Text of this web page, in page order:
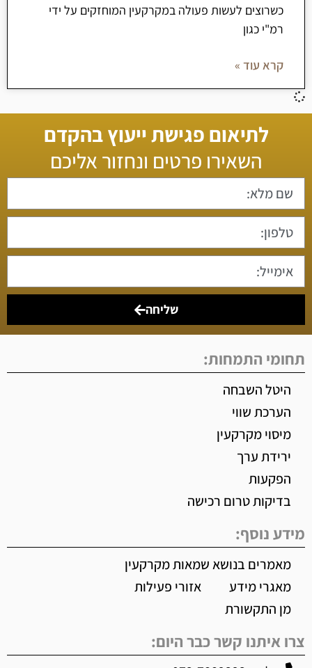
כשרוצים לעשות פעולה במקרקעין המוחזקים על ידי
רמ"י כגון
קרא עוד »
לתיאום פגישת ייעוץ בהקדם
השאירו פרטים ונחזור אליכם
שליחה
תחומי התמחות:
היטל השבחה
הערכת שווי
מיסוי מקרקעין
ירידת ערך
הפקעות
בדיקות טרום רכישה
מידע נוסף:
מאמרים בנושא שמאות מקרקעין
מאגרי מידע
אזורי פעילות
מן התקשורת
צרו איתנו קשר כבר היום: